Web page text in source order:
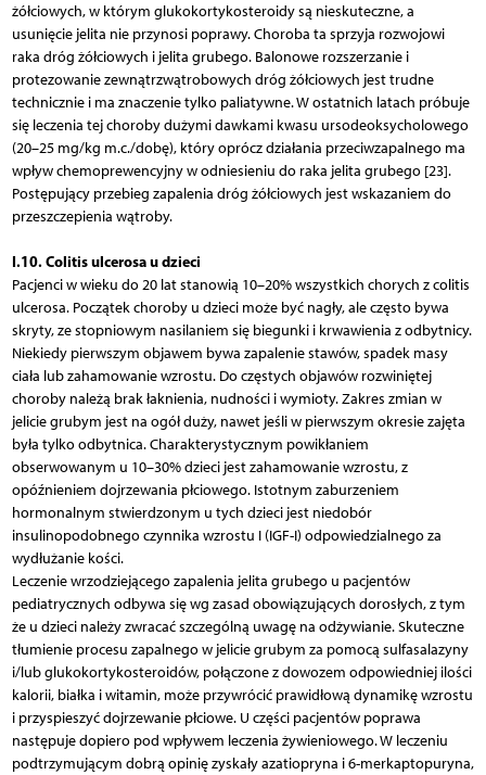
żółciowych, w którym glukokortykosteroidy są nieskuteczne, a
usunięcie jelita nie przynosi poprawy. Choroba ta sprzyja rozwojowi
raka dróg żółciowych i jelita grubego. Balonowe rozszerzanie i
protezowanie zewnątrzwątrobowych dróg żółciowych jest trudne
technicznie i ma znaczenie tylko paliatywne. W ostatnich latach próbuje
się leczenia tej choroby dużymi dawkami kwasu ursodeoksycholowego
(20–25 mg/kg m.c./dobę), który oprócz działania przeciwzapalnego ma
wpływ chemoprewencyjny w odniesieniu do raka jelita grubego [23].
Postępujący przebieg zapalenia dróg żółciowych jest wskazaniem do
przeszczepienia wątroby.
I.10. Colitis ulcerosa u dzieci
Pacjenci w wieku do 20 lat stanowią 10–20% wszystkich chorych z colitis
ulcerosa. Początek choroby u dzieci może być nagły, ale często bywa
skryty, ze stopniowym nasilaniem się biegunki i krwawienia z odbytnicy.
Niekiedy pierwszym objawem bywa zapalenie stawów, spadek masy
ciała lub zahamowanie wzrostu. Do częstych objawów rozwiniętej
choroby należą brak łaknienia, nudności i wymioty. Zakres zmian w
jelicie grubym jest na ogół duży, nawet jeśli w pierwszym okresie zajęta
była tylko odbytnica. Charakterystycznym powikłaniem
obserwowanym u 10–30% dzieci jest zahamowanie wzrostu, z
opóźnieniem dojrzewania płciowego. Istotnym zaburzeniem
hormonalnym stwierdzonym u tych dzieci jest niedobór
insulinopodobnego czynnika wzrostu I (IGF-I) odpowiedzialnego za
wydłużanie kości.
Leczenie wrzodziejącego zapalenia jelita grubego u pacjentów
pediatrycznych odbywa się wg zasad obowiązujących dorosłych, z tym
że u dzieci należy zwracać szczególną uwagę na odżywianie. Skuteczne
tłumienie procesu zapalnego w jelicie grubym za pomocą sulfasalazyny
i/lub glukokortykosteroidów, połączone z dowozem odpowiedniej ilości
kalorii, białka i witamin, może przywrócić prawidłową dynamikę wzrostu
i przyspieszyć dojrzewanie płciowe. U części pacjentów poprawa
następuje dopiero pod wpływem leczenia żywieniowego. W leczeniu
podtrzymującym dobrą opinię zyskały azatiopryna i 6-merkaptopuryna,